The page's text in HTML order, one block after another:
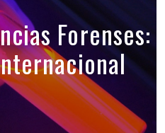
Forenses: